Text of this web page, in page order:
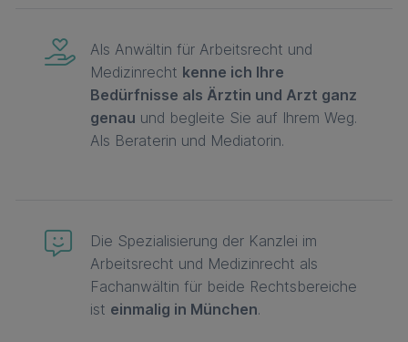
Als Anwältin für Arbeitsrecht und
Medizinrecht kenne ich Ihre
Bedürfnisse als Ärztin und Arzt ganz
genau und begleite Sie auf Ihrem Weg.
Als Beraterin und Mediatorin.
Die Spezialisierung der Kanzlei im
Arbeitsrecht und Medizinrecht als
Fachanwältin für beide Rechtsbereiche
ist einmalig in München.